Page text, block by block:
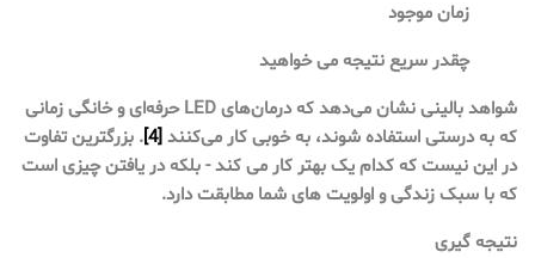
زمان موجود
چقدر سریع نتیجه می خواهید
شواهد بالینی نشان می‌دهد که درمان‌های LED حرفه‌ای و خانگی زمانی
که به درستی استفاده شوند، به خوبی کار می‌کنند[4] . بزرگترین تفاوت
در این نیست که کدام یک بهتر کار می کند - بلکه در یافتن چیزی است
که با سبک زندگی و اولویت های شما مطابقت دارد.
نتیجه گیری